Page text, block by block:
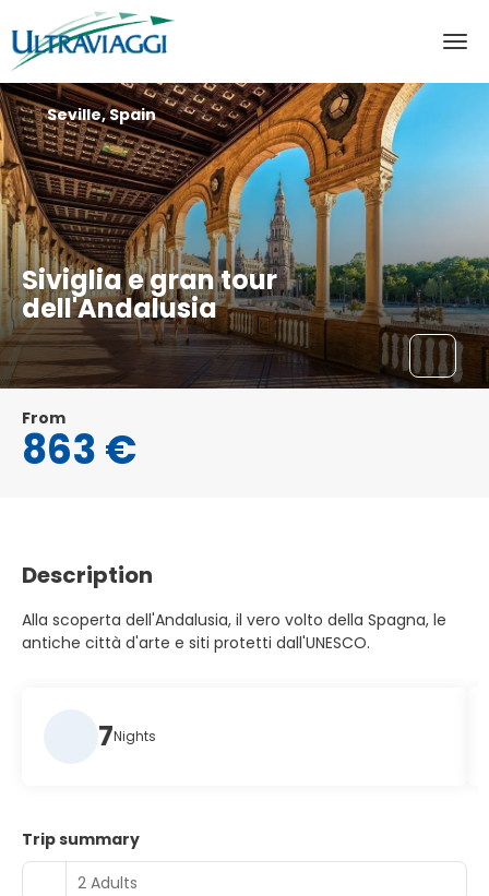
Siviglia e gran tour
dell'Andalusia
Seville, Spain
From
863 €
Description
Alla scoperta dell'Andalusia, il vero volto della Spagna, le
antiche città d'arte e siti protetti dall'UNESCO.
7Nights
Trip summary
2 Adults